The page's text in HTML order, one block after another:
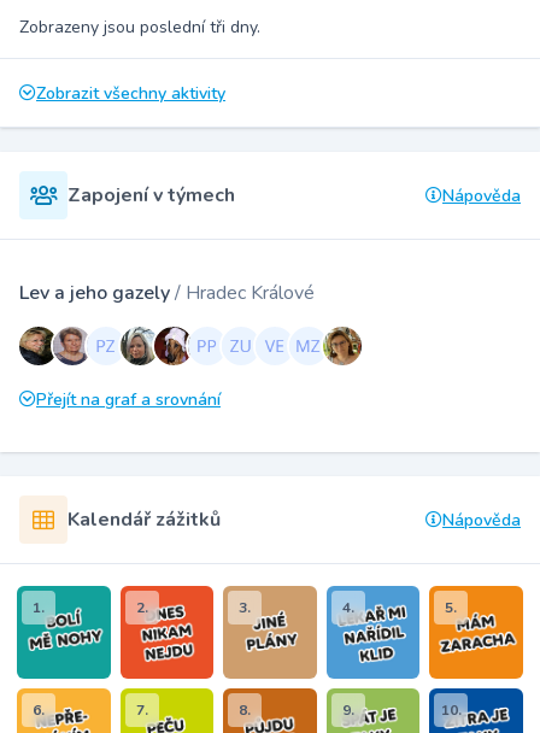
Zobrazeny jsou poslední tři dny.
Zobrazit všechny aktivity
Zapojení v týmech Nápověda
Lev a jeho gazely/ Hradec Králové
Přejít na graf a srovnání
Kalendář zážitků Nápověda
1. 2. 3. 4. 5.
6. 7. 8. 9. 10.